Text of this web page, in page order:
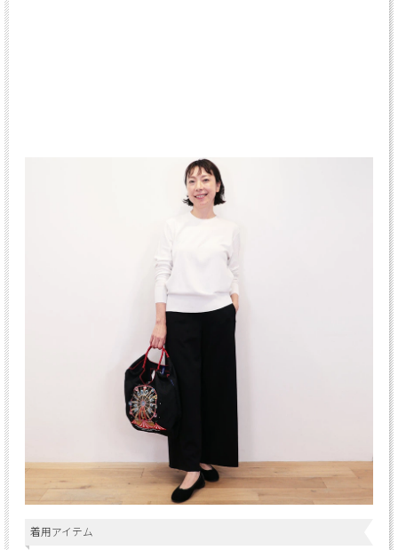
着用アイテム